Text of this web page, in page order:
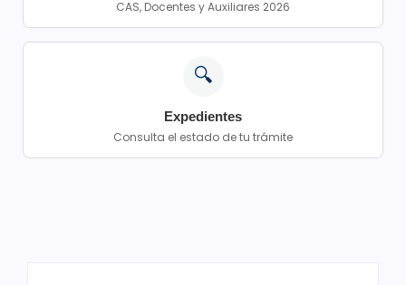
CAS, Docentes y Auxiliares 2026
🔍
Expedientes
Consulta el estado de tu trámite